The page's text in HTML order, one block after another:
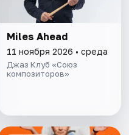
Miles Ahead
11 ноября 2026 • среда
Джаз Клуб «Союз
композиторов»